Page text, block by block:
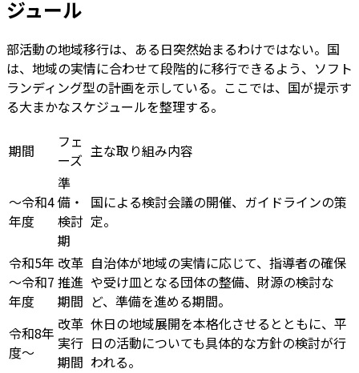
ジュール
部活動の地域移行は、ある日突然始まるわけではない。国
は、地域の実情に合わせて段階的に移行できるよう、ソフト
ランディング型の計画を示している。ここでは、国が提示す
る大まかなスケジュールを整理する。
期間
フェ
ーズ 主な取り組み内容
～令和4
年度
準
備・
検討
期
国による検討会議の開催、ガイドラインの策
定。
令和5年
～令和7
年度
改革
推進
期間
自治体が地域の実情に応じて、指導者の確保
や受け皿となる団体の整備、財源の検討な
ど、準備を進める期間。
令和8年
度～
改革
実行
期間
休日の地域展開を本格化させるとともに、平
日の活動についても具体的な方針の検討が行
われる。